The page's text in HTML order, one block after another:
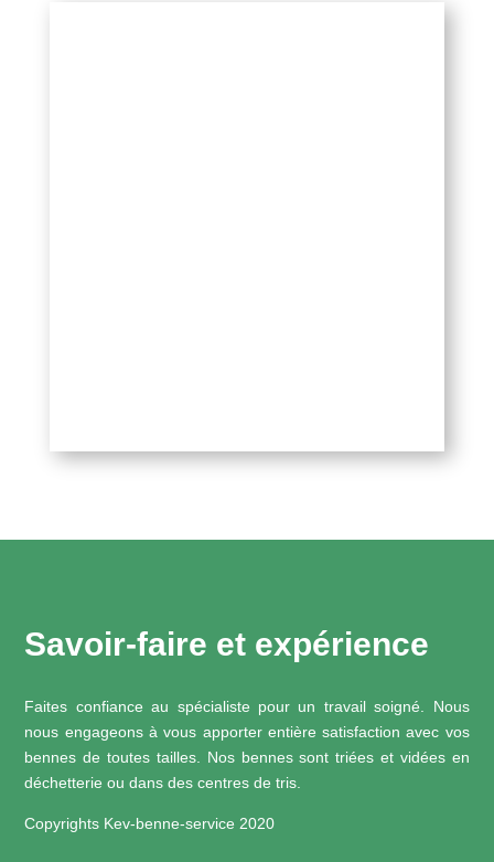
Savoir-faire et expérience
Faites confiance au spécialiste pour un travail soigné. Nous
nous engageons à vous apporter entière satisfaction avec vos
bennes de toutes tailles. Nos bennes sont triées et vidées en
déchetterie ou dans des centres de tris.
Copyrights Kev-benne-service 2020